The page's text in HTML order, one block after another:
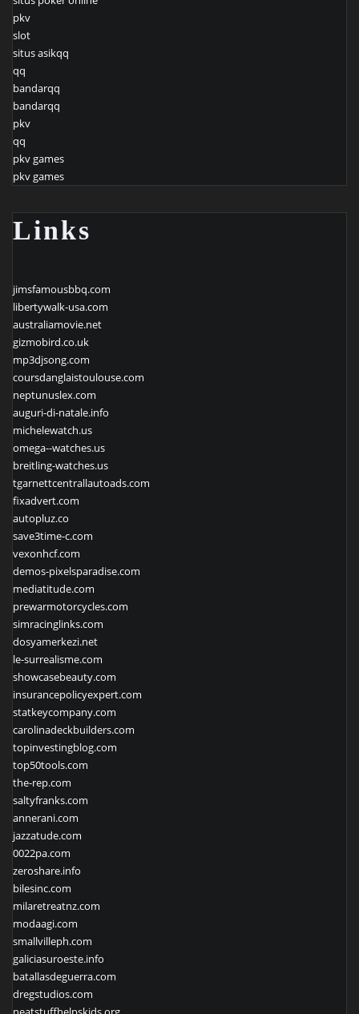
pkv
slot
situs asikqq
qq
bandarqq
bandarqq
pkv
qq
pkv games
pkv games
Links
jimsfamousbbq.com
libertywalk-usa.com
australiamovie.net
gizmobird.co.uk
mp3djsong.com
coursdanglaistoulouse.com
neptunuslex.com
auguri-di-natale.info
michelewatch.us
omega--watches.us
breitling-watches.us
tgarnettcentrallautoads.com
fixadvert.com
autopluz.co
save3time-c.com
vexonhcf.com
demos-pixelsparadise.com
mediatitude.com
prewarmotorcycles.com
simracinglinks.com
dosyamerkezi.net
le-surrealisme.com
showcasebeauty.com
insurancepolicyexpert.com
statkeycompany.com
carolinadeckbuilders.com
topinvestingblog.com
top50tools.com
the-rep.com
saltyfranks.com
annerani.com
jazzatude.com
0022pa.com
zeroshare.info
bilesinc.com
milaretreatnz.com
modaagi.com
smallvilleph.com
galiciasuroeste.info
batallasdeguerra.com
dregstudios.com